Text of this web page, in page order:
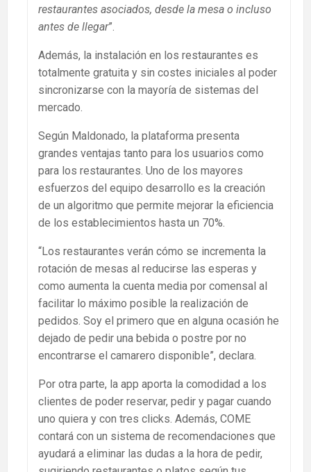
restaurantes asociados, desde la mesa o incluso
antes de llegar”.
Además, la instalación en los restaurantes es
totalmente gratuita y sin costes iniciales al poder
sincronizarse con la mayoría de sistemas del
mercado.
Según Maldonado, la plataforma presenta
grandes ventajas tanto para los usuarios como
para los restaurantes. Uno de los mayores
esfuerzos del equipo desarrollo es la creación
de un algoritmo que permite mejorar la eficiencia
de los establecimientos hasta un 70%.
“Los restaurantes verán cómo se incrementa la
rotación de mesas al reducirse las esperas y
como aumenta la cuenta media por comensal al
facilitar lo máximo posible la realización de
pedidos. Soy el primero que en alguna ocasión he
dejado de pedir una bebida o postre por no
encontrarse el camarero disponible”, declara.
Por otra parte, la app aporta la comodidad a los
clientes de poder reservar, pedir y pagar cuando
uno quiera y con tres clicks. Además, COME
contará con un sistema de recomendaciones que
ayudará a eliminar las dudas a la hora de pedir,